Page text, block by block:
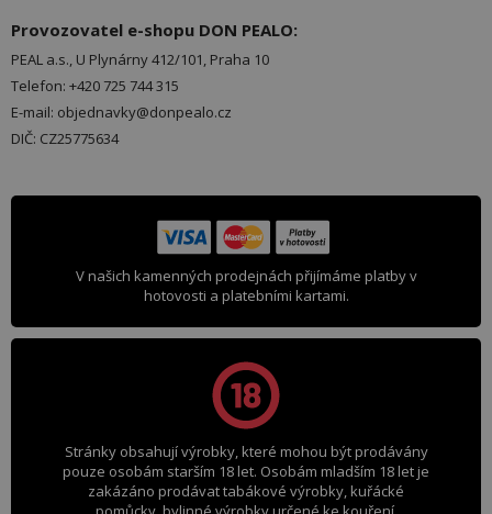
Provozovatel e-shopu DON PEALO:
PEAL a.s., U Plynárny 412/101, Praha 10
Telefon: +420 725 744 315
E-mail: objednavky@donpealo.cz
DIČ: CZ25775634
V našich kamenných prodejnách přijímáme platby v
hotovosti a platebními kartami.
Stránky obsahují výrobky, které mohou být prodávány
pouze osobám starším 18 let. Osobám mladším 18 let je
zakázáno prodávat tabákové výrobky, kuřácké